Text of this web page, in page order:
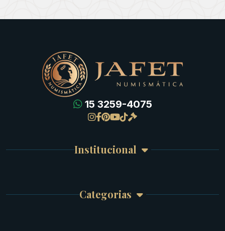
15 3259-4075
Institucional
Meus Pedidos
Carrinho de Compra
Atendimento
Categorias
Gregas
Byzantinas
Bíblicas
Ouro